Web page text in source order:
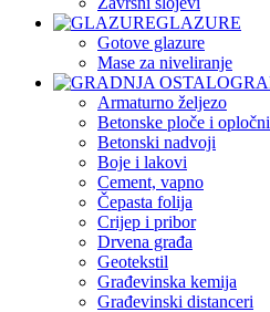
GLAZURE
Gotove glazure
Mase za niveliranje
Armaturno željezo
Betonske ploče i
Betonski nadvoji
Boje i lakovi
Cement, vapno
Čepasta folija
Crijep i pribor
Drvena građa
Geotekstil
Građevinska kemija
Građevinski distanceri